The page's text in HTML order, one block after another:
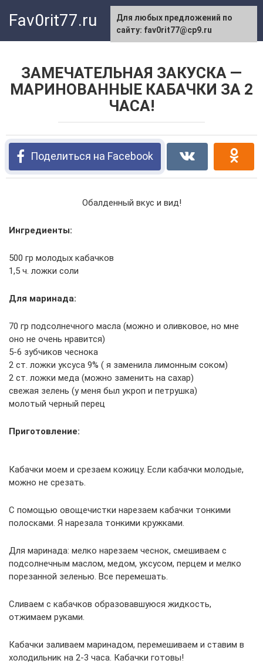
Fav0rit77.ru
ЗАМЕЧАТЕЛЬНАЯ ЗАКУСКА —
МАРИНОВАННЫЕ КАБАЧКИ ЗА 2
ЧАСА!
Поделиться на Facebook
Обалденный вкус и вид!
Ингредиенты:
500 гр молодых кабачков
1,5 ч. ложки соли
Для маринада:
70 гр подсолнечного масла (можно и оливковое, но мне
оно не очень нравится)
5-6 зубчиков чеснока
2 ст. ложки уксуса 9% ( я заменила лимонным соком)
2 ст. ложки меда (можно заменить на сахар)
свежая зелень (у меня был укроп и петрушка)
молотый черный перец
Приготовление:
Кабачки моем и срезаем кожицу. Если кабачки молодые,
можно не срезать.
С помощью овощечистки нарезаем кабачки тонкими
полосками. Я нарезала тонкими кружками.
Для маринада: мелко нарезаем чеснок, смешиваем с
подсолнечным маслом, медом, уксусом, перцем и мелко
порезанной зеленью. Все перемешать.
Сливаем с кабачков образовавшуюся жидкость,
отжимаем руками.
Кабачки заливаем маринадом, перемешиваем и ставим в
холодильник на 2-3 часа. Кабачки готовы!
Для любых предложений по
сайту: fav0rit77@cp9.ru